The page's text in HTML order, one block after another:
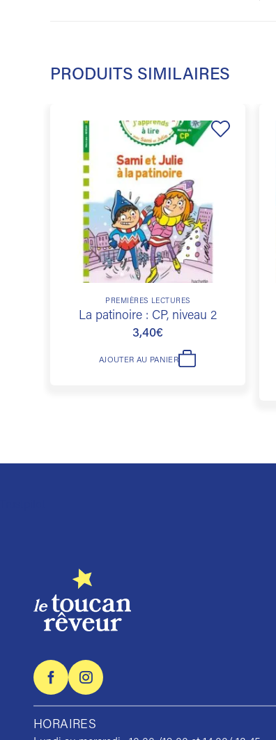
PRODUITS SIMILAIRES
PREMIÈRES LECTURES
La patinoire : CP, niveau 2
3,40€
AJOUTER AU PANIER
HORAIRES